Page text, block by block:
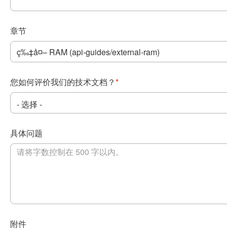
章节
您如何评价我们的技术文档？ *
具体问题
附件